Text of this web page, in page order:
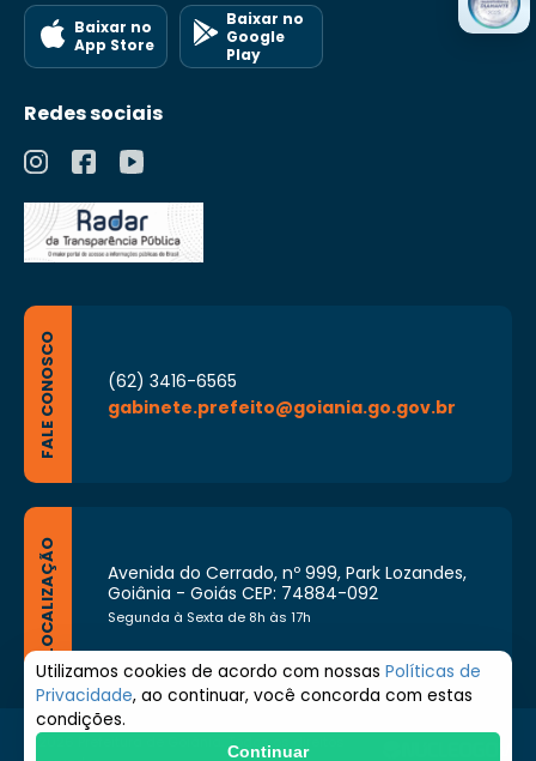
Baixar no
App Store
Baixar no
Google
Play
Redes sociais
FALE CONOSCO
(62) 3416-6565
gabinete.prefeito@goiania.go.gov.br
LOCALIZAÇÃO
Avenida do Cerrado, nº 999, Park Lozandes,
Goiânia - Goiás CEP: 74884-092
Segunda à Sexta de 8h às 17h
© 2026 Prefeitura de Goiânia. Todos os direitos
Utilizamos cookies de acordo com nossas Políticas de
Privacidade, ao continuar, você concorda com estas
condições.
Continuar